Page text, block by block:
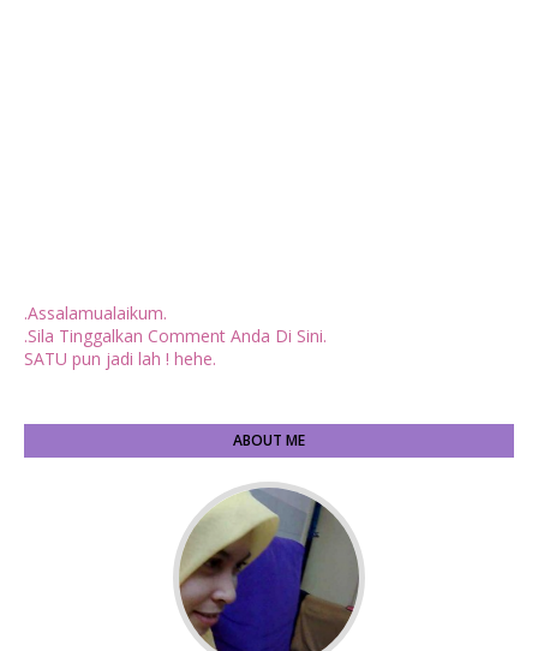
.Assalamualaikum.
.Sila Tinggalkan Comment Anda Di Sini.
SATU pun jadi lah ! hehe.
ABOUT ME